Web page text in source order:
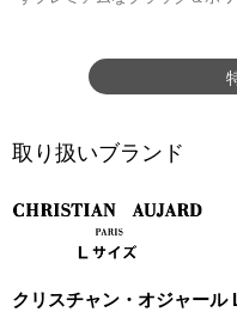
取り扱いブランド
クリスチャン・オジャール